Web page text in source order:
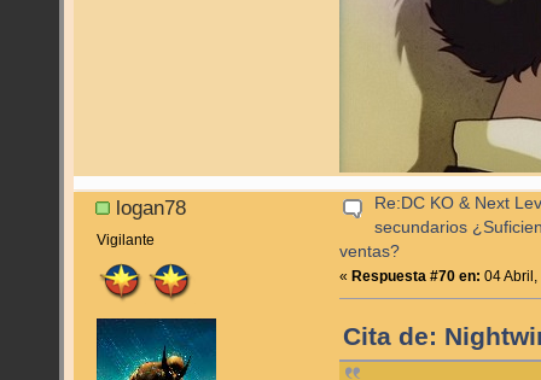
logan78
Vigilante
Re:DC KO & Next
secundarios
ventas?
« Respuesta #70 en: 04
Cita de: